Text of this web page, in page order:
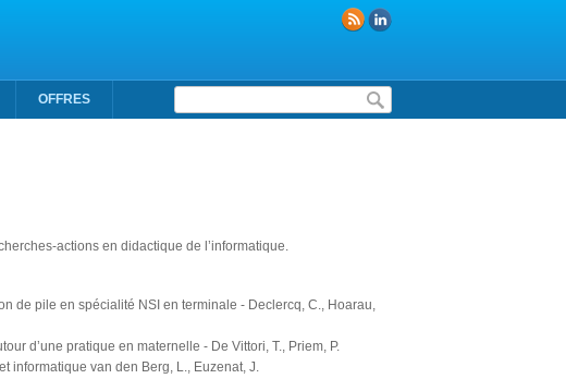
Formulaire de recherche
OFFRES
actions en didactique de l’informatique.
de pile en spécialité NSI en terminale - Declercq, C., Hoarau,
d’une pratique en maternelle - De Vittori, T., Priem, P.
informatique van den Berg, L., Euzenat, J.